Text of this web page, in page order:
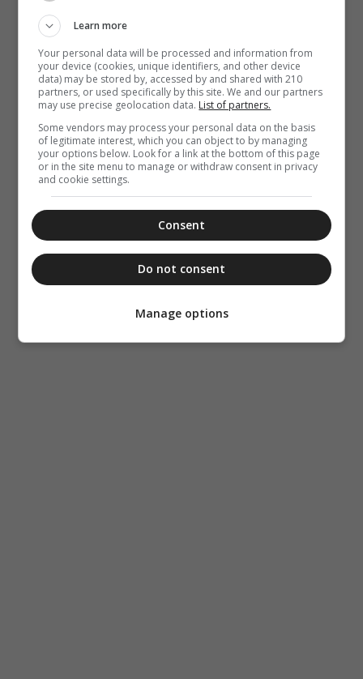
Learn more
Your personal data will be processed and information from
your device (cookies, unique identifiers, and other device
data) may be stored by, accessed by and shared with 210
partners, or used specifically by this site. We and our partners
may use precise geolocation data. List of partners.
Some vendors may process your personal data on the basis
of legitimate interest, which you can object to by managing
your options below. Look for a link at the bottom of this page
or in the site menu to manage or withdraw consent in privacy
and cookie settings.
Consent
Do not consent
Manage options